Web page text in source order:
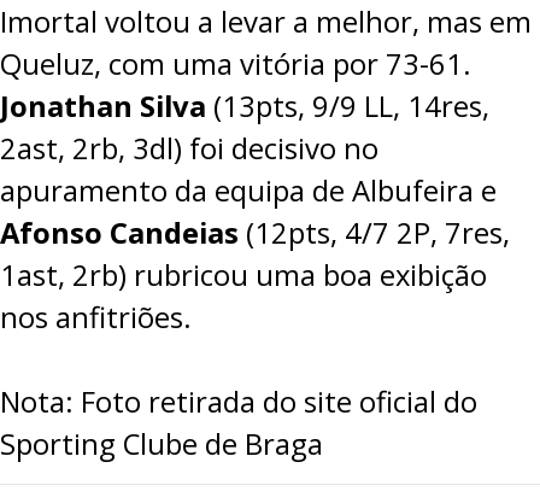
Imortal voltou a levar a melhor, mas em
Queluz, com uma vitória por 73-61 .
Jonathan Silva (13pts, 9/9 LL, 14res,
2ast, 2rb, 3dl) foi decisivo no
apuramento da equipa de Albufeira e
Afonso Candeias (12pts, 4/7 2P, 7res,
1ast, 2rb) rubricou uma boa exibição
nos anfitriões.
Nota: Foto retirada do site oficial do
Sporting Clube de Braga